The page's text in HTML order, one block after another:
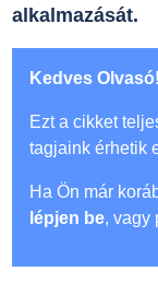
alkalmazását.
Kedves Olvasó!
Ezt a cikket
tagjaink érhetik
Ha Ön már
lépjen be, vagy